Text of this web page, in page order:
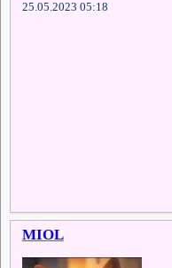
25.05.2023 05:18
MIOL